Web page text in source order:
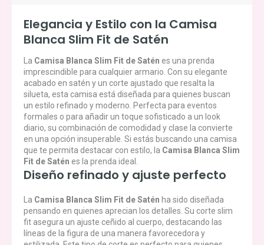
Elegancia y Estilo con la Camisa
Blanca Slim Fit de Satén
La Camisa Blanca Slim Fit de Satén es una prenda
imprescindible para cualquier armario. Con su elegante
acabado en satén y un corte ajustado que resalta la
silueta, esta camisa está diseñada para quienes buscan
un estilo refinado y moderno. Perfecta para eventos
formales o para añadir un toque sofisticado a un look
diario, su combinación de comodidad y clase la convierte
en una opción insuperable. Si estás buscando una camisa
que te permita destacar con estilo, la Camisa Blanca Slim
Fit de Satén es la prenda ideal.
Diseño refinado y ajuste perfecto
La Camisa Blanca Slim Fit de Satén ha sido diseñada
pensando en quienes aprecian los detalles. Su corte slim
fit asegura un ajuste ceñido al cuerpo, destacando las
líneas de la figura de una manera favorecedora y